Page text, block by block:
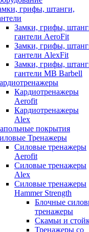
грифы, штанги,
Замки, грифы,
гантели AeroFit
Замки, грифы,
гантели AlexFit
Замки, грифы,
гантели MB Barbell
Кардиотренажеры
Aerofit
Кардиотренажеры
Alex
покрытия
Тренажеры
Силовые тренажеры
Aerofit
Силовые тренажеры
Alex
Силовые тренажеры
Hammer Strength
Блочные
тренажеры
Скамьи и
Тренажеры со